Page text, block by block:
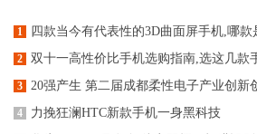
1 四款当今有代表性的3D曲面屏手机,哪款
2 双十一高性价比手机选购指南,选这几款
3 20强产生 第二届成都柔性电子产业创新
4 力挽狂澜HTC新款手机一身黑科技